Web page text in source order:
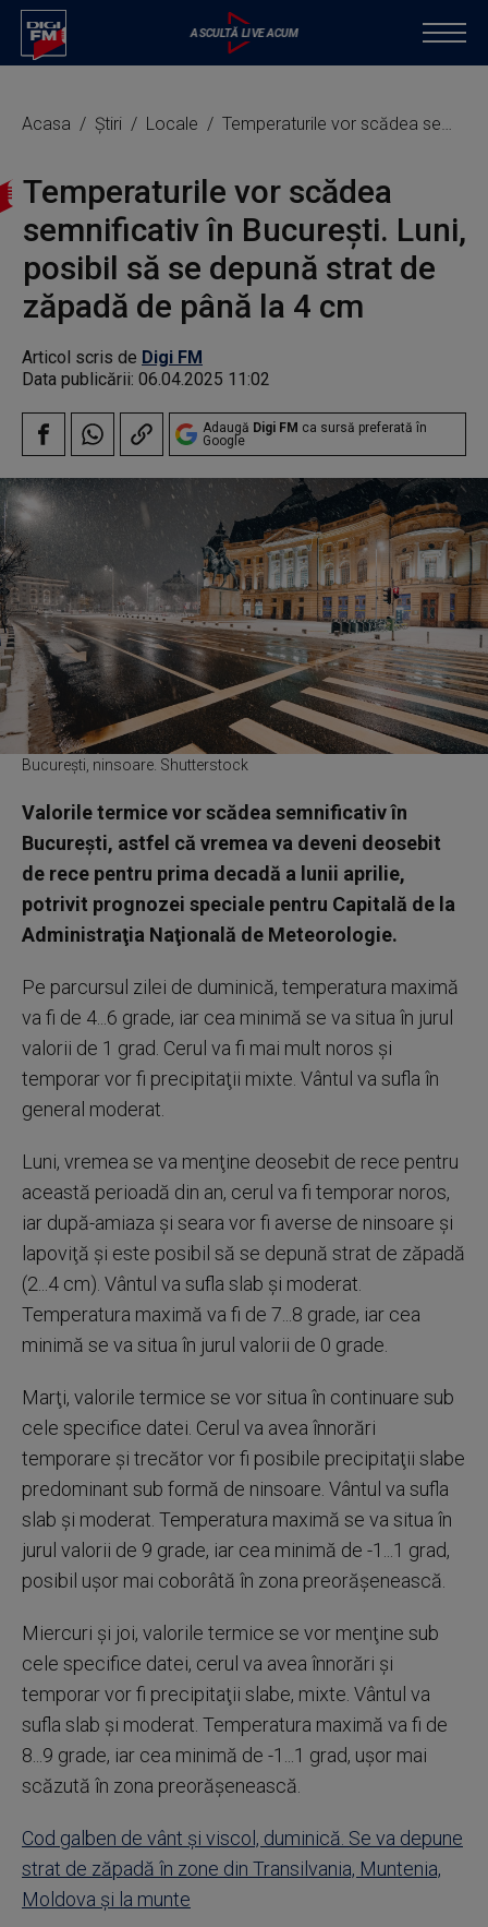
Acasa Știri Locale Temperaturile vor scădea semnificativ în Bucureşti. Luni, posibil să se depună strat de zăpadă de până la 4 cm
Temperaturile vor scădea
semnificativ în Bucureşti. Luni,
posibil să se depună strat de
zăpadă de până la 4 cm
Articol scris de Digi FM
Data publicării: 06.04.2025 11:02
Adaugă Digi FM ca sursă preferată în
Google
București, ninsoare. Shutterstock
Valorile termice vor scădea semnificativ în
Bucureşti, astfel că vremea va deveni deosebit
de rece pentru prima decadă a lunii aprilie,
potrivit prognozei speciale pentru Capitală de la
Administraţia Naţională de Meteorologie.
Pe parcursul zilei de duminică, temperatura maximă
va fi de 4...6 grade, iar cea minimă se va situa în jurul
valorii de 1 grad. Cerul va fi mai mult noros şi
temporar vor fi precipitaţii mixte. Vântul va sufla în
general moderat.
Luni, vremea se va menţine deosebit de rece pentru
această perioadă din an, cerul va fi temporar noros,
iar după-amiaza şi seara vor fi averse de ninsoare şi
lapoviţă şi este posibil să se depună strat de zăpadă
(2...4 cm). Vântul va sufla slab şi moderat.
Temperatura maximă va fi de 7...8 grade, iar cea
minimă se va situa în jurul valorii de 0 grade.
Marţi, valorile termice se vor situa în continuare sub
cele specifice datei. Cerul va avea înnorări
temporare şi trecător vor fi posibile precipitaţii slabe
predominant sub formă de ninsoare. Vântul va sufla
slab şi moderat. Temperatura maximă se va situa în
jurul valorii de 9 grade, iar cea minimă de -1...1 grad,
posibil uşor mai coborâtă în zona preorăşenească.
Miercuri şi joi, valorile termice se vor menţine sub
cele specifice datei, cerul va avea înnorări şi
temporar vor fi precipitaţii slabe, mixte. Vântul va
sufla slab şi moderat. Temperatura maximă va fi de
8...9 grade, iar cea minimă de -1...1 grad, uşor mai
scăzută în zona preorăşenească.
Cod galben de vânt şi viscol, duminică. Se va depune
strat de zăpadă în zone din Transilvania, Muntenia,
Moldova şi la munte